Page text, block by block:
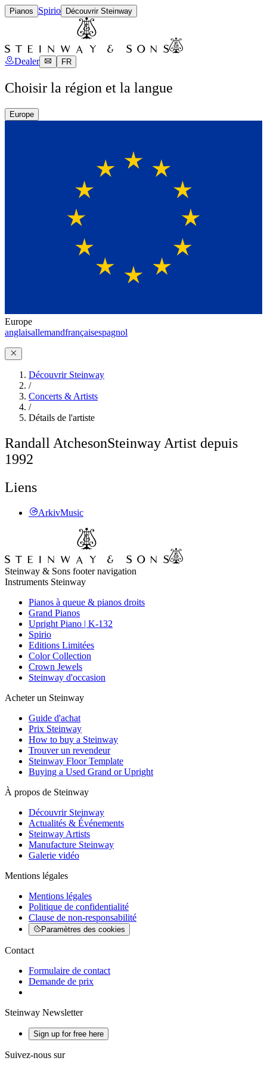
Pianos Spirio Découvrir Steinway
Dealer FR
Choisir la région et la langue
Europe
Europe
anglaisallemandfrançaisespagnol
Découvrir Steinway
/
Concerts & Artists
/
Détails de l'artiste
Randall AtchesonSteinway Artist depuis
1992
Liens
ArkivMusic
Steinway & Sons footer navigation
Instruments Steinway
Pianos à queue & pianos droits
Grand Pianos
Upright Piano | K-132
Spirio
Editions Limitées
Color Collection
Crown Jewels
Steinway d'occasion
Acheter un Steinway
Guide d'achat
Prix Steinway
How to buy a Steinway
Trouver un revendeur
Steinway Floor Template
Buying a Used Grand or Upright
À propos de Steinway
Découvrir Steinway
Actualités & Événements
Steinway Artists
Manufacture Steinway
Galerie vidéo
Mentions légales
Mentions légales
Politique de confidentialité
Clause de non-responsabilité
Paramètres des cookies
Contact
Formulaire de contact
Demande de prix
Steinway Newsletter
Sign up for free here
Suivez-nous sur